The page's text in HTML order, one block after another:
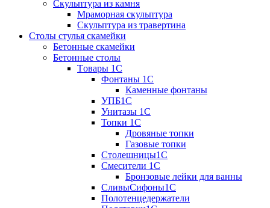
Скульптура из камня
Мраморная скульптура
Скульптура из травертина
Столы стулья скамейки
Бетонные скамейки
Бетонные столы
Tовары 1C
Фонтаны 1C
Каменные фонтаны
УПБ1С
Унитазы 1С
Топки 1С
Дровяные топки
Газовые топки
Столешницы1С
Смесители 1С
Бронзовые лейки для ванны
СливыСифоны1С
Полотенцедержатели